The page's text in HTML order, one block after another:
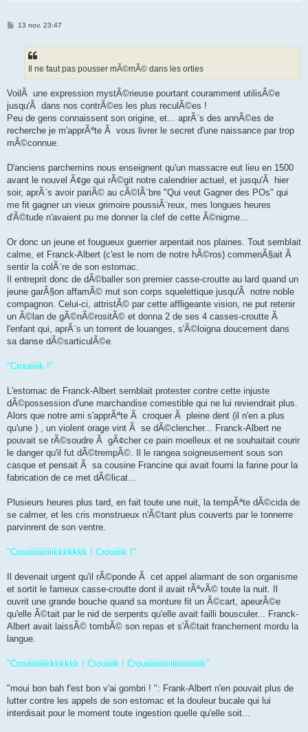
M
13 nov. 23:47
Il ne faut pas pousser mÃ©mÃ© dans les orties
VoilÃ une expression mystÃ©rieuse pourtant couramment utilisÃ©e
jusqu'Ã dans nos contrÃ©es les plus reculÃ©es !
Peu de gens connaissent son origine, et... aprÃ¨s des annÃ©es de
recherche je m'apprÃªte Ã vous livrer le secret d'une naissance par trop
mÃ©connue.
D'anciens parchemins nous enseignent qu'un massacre eut lieu en 1500
avant le nouvel Ã¢ge qui rÃ©git notre calendrier actuel, et jusqu'Ã hier
soir, aprÃ¨s avoir pariÃ© au cÃ©lÃ¨bre "Qui veut Gagner des POs" qui
me fit gagner un vieux grimoire poussiÃ¨reux, mes longues heures
d'Ã©tude n'avaient pu me donner la clef de cette Ã©nigme...
Or donc un jeune et fougueux guerrier arpentait nos plaines. Tout semblait
calme, et Franck-Albert (c'est le nom de notre hÃ©ros) commenÃ§ait Ã
sentir la colÃ¨re de son estomac.
Il entreprit donc de dÃ©baller son premier casse-croutte au lard quand un
jeune garÃ§on affamÃ© mut son corps squelettique jusqu'Ã notre noble
compagnon. Celui-ci, attristÃ© par cette affligeante vision, ne put retenir
un Ã©lan de gÃ©nÃ©rositÃ© et donna 2 de ses 4 casses-croutte Ã
l'enfant qui, aprÃ¨s un torrent de louanges, s'Ã©loigna doucement dans
sa danse dÃ©sarticulÃ©e.
"Crouiiiiik !"
L'estomac de Franck-Albert semblait protester contre cette injuste
dÃ©possession d'une marchandise comestible qui ne lui reviendrait plus.
Alors que notre ami s'apprÃªte Ã croquer Ã pleine dent (il n'en a plus
qu'une ) , un violent orage vint Ã se dÃ©clencher... Franck-Albert ne
pouvait se rÃ©soudre Ã gÃ¢cher ce pain moelleux et ne souhaitait courir
le danger qu'il fut dÃ©trempÃ©. Il le rangea soigneusement sous son
casque et pensait Ã sa cousine Francine qui avait fourni la farine pour la
fabrication de ce met dÃ©licat...
Plusieurs heures plus tard, en fait toute une nuit, la tempÃªte dÃ©cida de
se calmer, et les cris monstrueux n'Ã©tant plus couverts par le tonnerre
parvinrent de son ventre.
"Crouiiiiiiiiiiiikkkkkkk ! Crouiiiik !"
Il devenait urgent qu'il rÃ©ponde Ã cet appel alarmant de son organisme
et sortit le fameux casse-croutte dont il avait rÃªvÃ© toute la nuit. Il
ouvrit une grande bouche quand sa monture fit un Ã©cart, apeurÃ©e
qu'elle Ã©tait par le nid de serpents qu'elle avait failli bousculer... Franck-
Albert avait laissÃ© tombÃ© son repas et s'Ã©tait franchement mordu la
langue.
"Crouiiiiiiiikkkkkkk ! Crouiiiik ! Crouiiiiiiiiiiiiiiiiiiiiiiiiiiik"
"moui bon bah f'est bon v'ai gombri ! ": Frank-Albert n'en pouvait plus de
lutter contre les appels de son estomac et la douleur bucale qui lui
interdisait pour le moment toute ingestion quelle qu'elle soit...